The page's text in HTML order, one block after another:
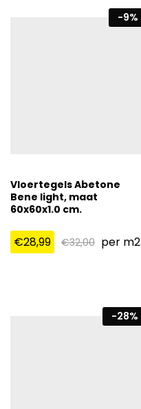
-9%
Vloertegels Abetone
Bene light, maat
60x60x1.0 cm.
€28,99 €32,00 per m2
-28%